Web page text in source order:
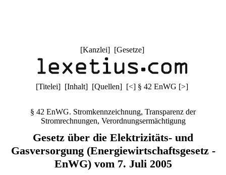
[Kanzlei] [Gesetze]
[Titelei] [Inhalt] [Quellen] [<] § 42 EnWG [>]
§ 42 EnWG. Stromkennzeichnung, Transparenz der
Stromrechnungen, Verordnungsermächtigung
Gesetz über die Elektrizitäts- und
Gasversorgung (Energiewirtschaftsgesetz -
EnWG) vom 7. Juli 2005